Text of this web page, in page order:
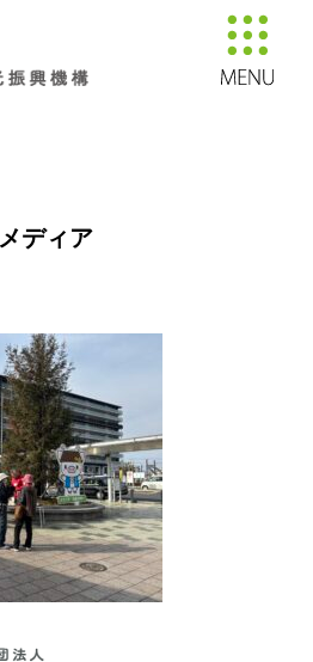
メディア